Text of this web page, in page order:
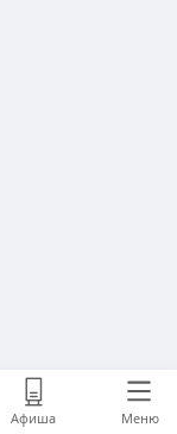
Афиша Меню